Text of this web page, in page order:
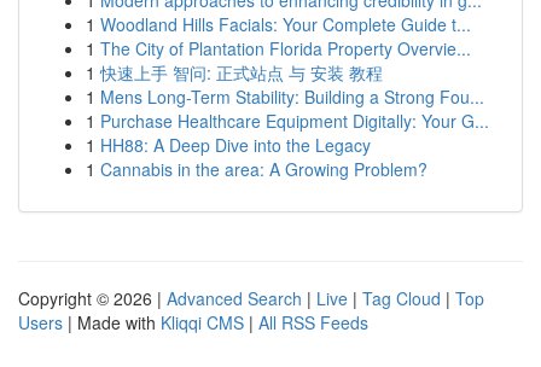
1 Woodland Hills Facials: Your Complete Guide t...
1 The City of Plantation Florida Property Overvie...
1 快速上手 智问: 正式站点 与 安装 教程
1 Mens Long-Term Stability: Building a Strong Fou...
1 Purchase Healthcare Equipment Digitally: Your G...
1 HH88: A Deep Dive into the Legacy
1 Cannabis in the area: A Growing Problem?
Copyright © 2026 | Advanced Search | Live | Tag Cloud | Top
Users | Made with Kliqqi CMS | All RSS Feeds